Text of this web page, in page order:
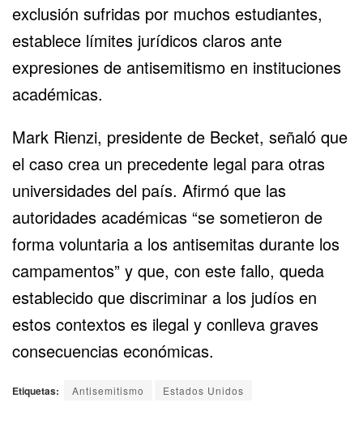
exclusión sufridas por muchos estudiantes,
establece límites jurídicos claros ante
expresiones de antisemitismo en instituciones
académicas.
Mark Rienzi, presidente de Becket, señaló que
el caso crea un precedente legal para otras
universidades del país. Afirmó que las
autoridades académicas “se sometieron de
forma voluntaria a los antisemitas durante los
campamentos” y que, con este fallo, queda
establecido que discriminar a los judíos en
estos contextos es ilegal y conlleva graves
consecuencias económicas.
Etiquetas: Antisemitismo Estados Unidos